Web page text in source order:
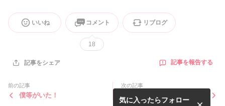
いいね コメント
18
リブログ
記事をシェア 記事を報告する
前の記事
僕等がいた！
次の記事
気に入ったらフォロー